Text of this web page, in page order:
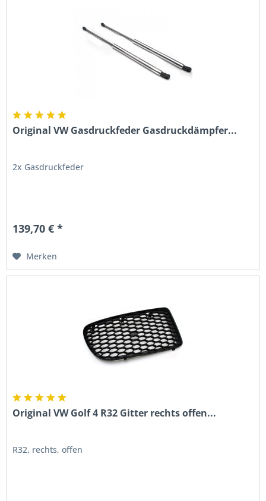
Original VW Gasdruckfeder Gasdruckdämpfer...
2x Gasdruckfeder
139,70 € *
Merken
Original VW Golf 4 R32 Gitter rechts offen...
R32, rechts, offen